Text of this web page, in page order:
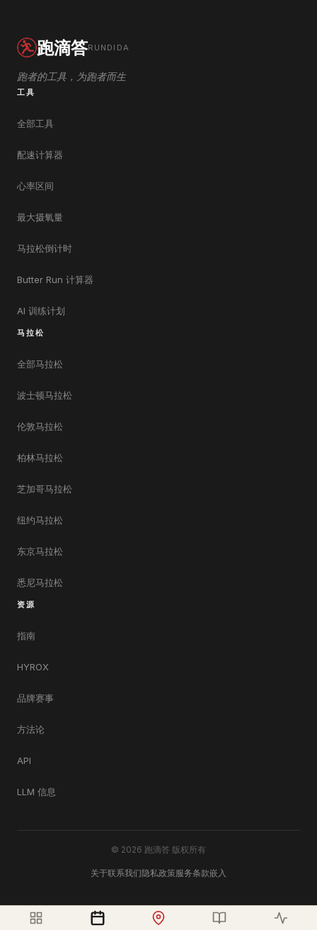
跑滴答RUNDIDA
跑者的工具，为跑者而生
工具
全部工具
配速计算器
心率区间
最大摄氧量
马拉松倒计时
Butter Run 计算器
AI 训练计划
马拉松
全部马拉松
波士顿马拉松
伦敦马拉松
柏林马拉松
芝加哥马拉松
纽约马拉松
东京马拉松
悉尼马拉松
资源
指南
HYROX
品牌赛事
方法论
API
LLM 信息
© 2026 跑滴答 版权所有
关于联系我们隐私政策服务条款嵌入